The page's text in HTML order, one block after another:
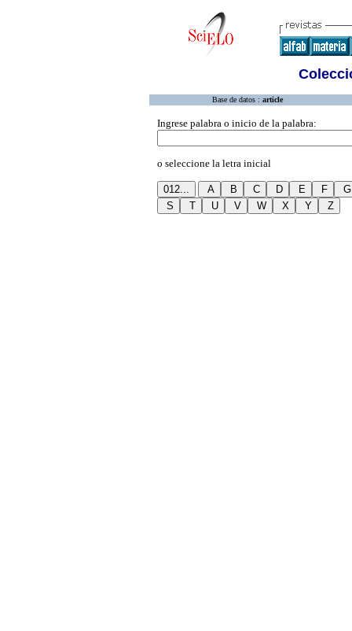
Base de datos : article
Ingrese palabra o inicio de la palabra:
o seleccione la letra inicial